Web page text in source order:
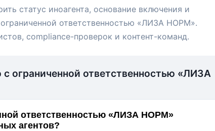
статус иноагента, основание включения и
ответственностью «ЛИЗА НОРМ».
compliance-проверок и контент-команд.
ограниченной ответственностью «ЛИЗА
ответственностью «ЛИЗА НОРМ»
агентов?